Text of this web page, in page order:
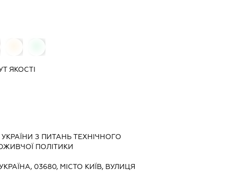
ЯКОСТІ
З ПИТАНЬ ТЕХНІЧНОГО
ПОЛІТИКИ
03680, МІСТО КИЇВ, ВУЛИЦЯ